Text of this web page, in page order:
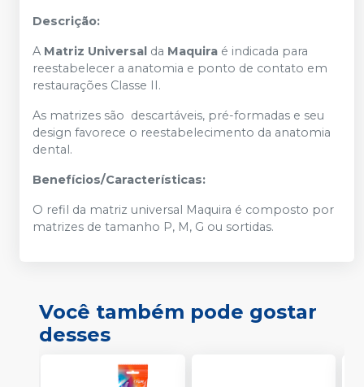
Descrição:
A Matriz Universal da Maquira é indicada para
reestabelecer a anatomia e ponto de contato em
restaurações Classe II.
As matrizes são descartáveis, pré-formadas e seu
design favorece o reestabelecimento da anatomia
dental.
Benefícios/Características:
O refil da matriz universal Maquira é composto por
matrizes de tamanho P, M, G ou sortidas.
Você também pode gostar
desses